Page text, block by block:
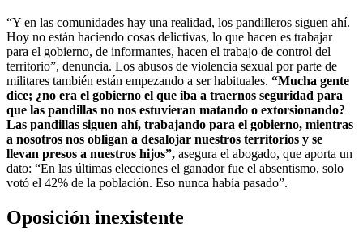
“Y en las comunidades hay una realidad, los pandilleros siguen ahí.
Hoy no están haciendo cosas delictivas, lo que hacen es trabajar
para el gobierno, de informantes, hacen el trabajo de control del
territorio”, denuncia. Los abusos de violencia sexual por parte de
militares también están empezando a ser habituales. “Mucha gente
dice; ¿no era el gobierno el que iba a traernos seguridad para
que las pandillas no nos estuvieran matando o extorsionando?
Las pandillas siguen ahí, trabajando para el gobierno, mientras
a nosotros nos obligan a desalojar nuestros territorios y se
llevan presos a nuestros hijos”, asegura el abogado, que aporta un
dato: “En las últimas elecciones el ganador fue el absentismo, solo
votó el 42% de la población. Eso nunca había pasado”.
Oposición inexistente